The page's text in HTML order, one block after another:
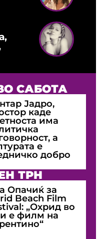
САБОТА
Јадро,
каде
има
а
е
добро
ТРН
Опачиќ за
Beach Film
„Охрид во
е филм на